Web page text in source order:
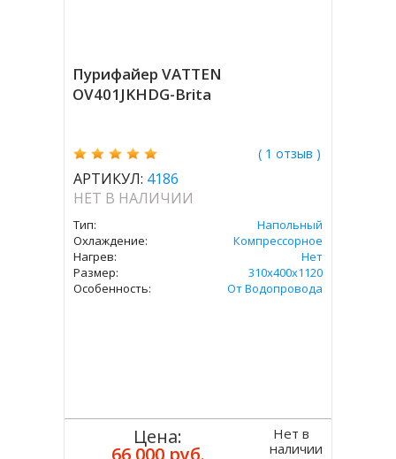
Пурифайер VATTEN
OV401JKHDG-Brita
( 1 отзыв )
АРТИКУЛ: 4186
НЕТ В НАЛИЧИИ
Тип:
Напольный
Охлаждение:
Компрессорное
Нагрев:
Нет
Размер:
310х400х1120
Особенность:
От Водопровода
Цена:
66 000 руб.
Нет в
наличии